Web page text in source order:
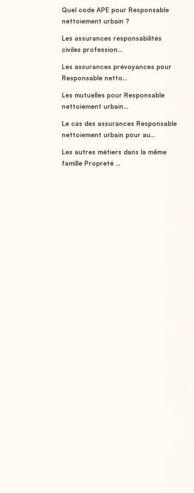
Quel code APE pour Responsable
nettoiement urbain ?
Les assurances responsabilités
civiles profession...
Les assurances prévoyances pour
Responsable netto...
Les mutuelles pour Responsable
nettoiement urbain...
Le cas des assurances Responsable
nettoiement urbain pour au...
Les autres métiers dans la même
famille Propreté ...